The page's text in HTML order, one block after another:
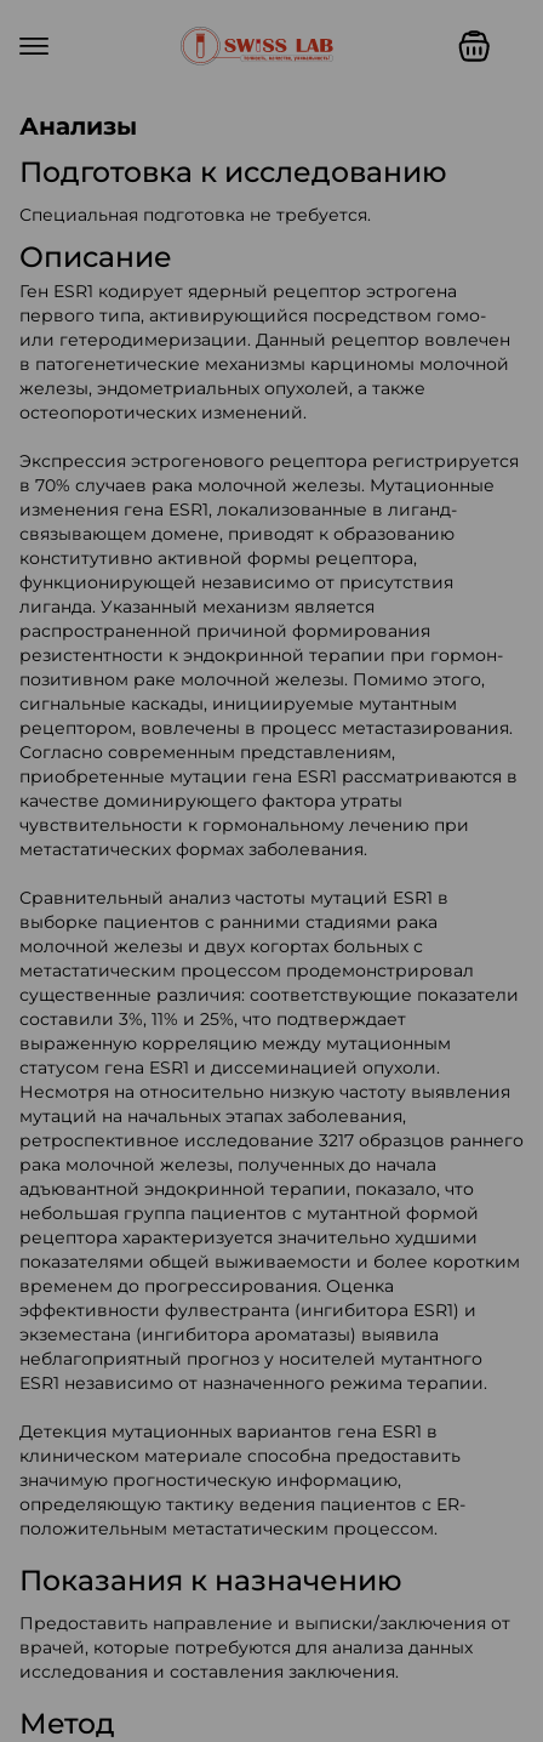
Анализы
Подготовка к исследованию
Специальная подготовка не требуется.
Описание
Ген ESR1 кодирует ядерный рецептор эстрогена
первого типа, активирующийся посредством гомо-
или гетеродимеризации. Данный рецептор вовлечен
в патогенетические механизмы карциномы молочной
железы, эндометриальных опухолей, а также
остеопоротических изменений.
Экспрессия эстрогенового рецептора регистрируется
в 70% случаев рака молочной железы. Мутационные
изменения гена ESR1, локализованные в лиганд-
связывающем домене, приводят к образованию
конститутивно активной формы рецептора,
функционирующей независимо от присутствия
лиганда. Указанный механизм является
распространенной причиной формирования
резистентности к эндокринной терапии при гормон-
позитивном раке молочной железы. Помимо этого,
сигнальные каскады, инициируемые мутантным
рецептором, вовлечены в процесс метастазирования.
Согласно современным представлениям,
приобретенные мутации гена ESR1 рассматриваются в
качестве доминирующего фактора утраты
чувствительности к гормональному лечению при
метастатических формах заболевания.
Сравнительный анализ частоты мутаций ESR1 в
выборке пациентов с ранними стадиями рака
молочной железы и двух когортах больных с
метастатическим процессом продемонстрировал
существенные различия: соответствующие показатели
составили 3%, 11% и 25%, что подтверждает
выраженную корреляцию между мутационным
статусом гена ESR1 и диссеминацией опухоли.
Несмотря на относительно низкую частоту выявления
мутаций на начальных этапах заболевания,
ретроспективное исследование 3217 образцов раннего
рака молочной железы, полученных до начала
адъювантной эндокринной терапии, показало, что
небольшая группа пациентов с мутантной формой
рецептора характеризуется значительно худшими
показателями общей выживаемости и более коротким
временем до прогрессирования. Оценка
эффективности фулвестранта (ингибитора ESR1) и
экземестана (ингибитора ароматазы) выявила
неблагоприятный прогноз у носителей мутантного
ESR1 независимо от назначенного режима терапии.
Детекция мутационных вариантов гена ESR1 в
клиническом материале способна предоставить
значимую прогностическую информацию,
определяющую тактику ведения пациентов с ER-
положительным метастатическим процессом.
Показания к назначению
Предоставить направление и выписки/заключения от
врачей, которые потребуются для анализа данных
исследования и составления заключения.
Метод